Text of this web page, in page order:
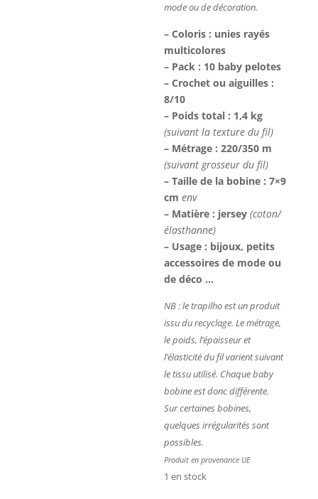
mode ou de décoration.
– Coloris : unies rayés
multicolores
– Pack : 10 baby pelotes
– Crochet ou aiguilles :
8/10
– Poids total : 1,4 kg
(suivant la texture du fil)
– Métrage : 220/350 m
(suivant grosseur du fil)
– Taille de la bobine : 7×9
cmenv
– Matière : jersey(coton/
élasthanne)
– Usage : bijoux, petits
accessoires de mode ou
de déco …
NB : le trapilho est un produit
issu du recyclage. Le métrage,
le poids, l’épaisseur et
l’élasticité du fil varient suivant
le tissu utilisé. Chaque baby
bobine est donc différente.
Sur certaines bobines,
quelques irrégularités sont
possibles.
Produit en provenance UE
1 en stock